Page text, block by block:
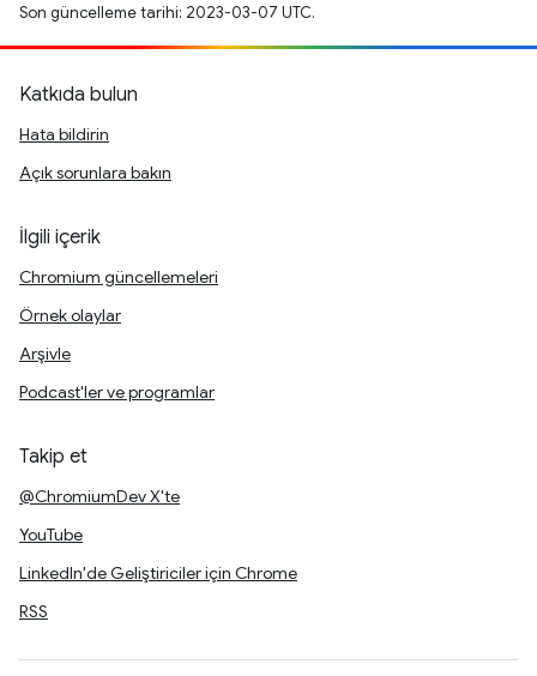
Son güncelleme tarihi: 2023-03-07 UTC.
Katkıda bulun
Hata bildirin
Açık sorunlara bakın
İlgili içerik
Chromium güncellemeleri
Örnek olaylar
Arşivle
Podcast'ler ve programlar
Takip et
@ChromiumDev X'te
YouTube
LinkedIn'de Geliştiriciler için Chrome
RSS